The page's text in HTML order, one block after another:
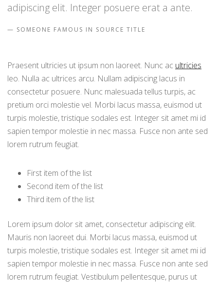
adipiscing elit. Integer posuere erat a ante.
SOMEONE FAMOUS IN SOURCE TITLE
Praesent ultricies ut ipsum non laoreet. Nunc ac ultricies
leo. Nulla ac ultrices arcu. Nullam adipiscing lacus in
consectetur posuere. Nunc malesuada tellus turpis, ac
pretium orci molestie vel. Morbi lacus massa, euismod ut
turpis molestie, tristique sodales est. Integer sit amet mi id
sapien tempor molestie in nec massa. Fusce non ante sed
lorem rutrum feugiat.
First item of the list
Second item of the list
Third item of the list
Lorem ipsum dolor sit amet, consectetur adipiscing elit.
Mauris non laoreet dui. Morbi lacus massa, euismod ut
turpis molestie, tristique sodales est. Integer sit amet mi id
sapien tempor molestie in nec massa. Fusce non ante sed
lorem rutrum feugiat. Vestibulum pellentesque, purus ut